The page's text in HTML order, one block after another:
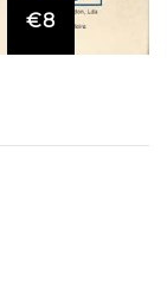
€8